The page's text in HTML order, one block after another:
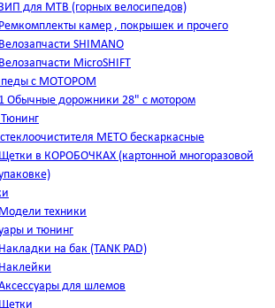
для MTB (горных велосипедов)
Ремкомплекты камер , покрышек и прочего
Велозапчасти SHIMANO
Велозапчасти MicroSHIFT
с МОТОРОМ
1 Обычные дорожники 28" с мотором
METO бескаркасные
Щетки в КОРОБОЧКАХ (картонной многоразовой
Модели техники
и тюнинг
Накладки на бак (TANK PAD)
Наклейки
для шлемов
Щетки